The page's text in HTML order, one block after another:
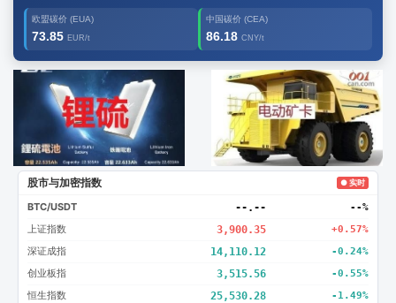
欧盟碳价 (EUA)
73.85 EUR/t
中国碳价 (CEA)
86.18 CNY/t
广告2 创新
股市与加密指数 ● 实时
BTC/USDT --.-- --%
上证指数 3,900.35 +0.57%
深证成指 14,110.12 -0.24%
创业板指 3,515.56 -0.55%
恒生指数 25,530.28 -1.49%